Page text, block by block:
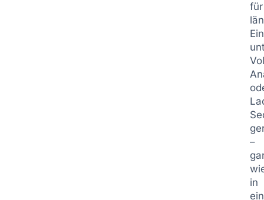
für
–
in